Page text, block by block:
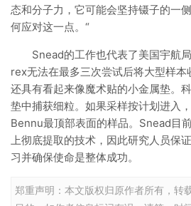
态和分子力，它可能会坚持镊子的一
何应对这一点。“
Snead的工作也代表了美国宇航
rex无法在最多三次尝试后将大型样本
还具有看起来像魔术贴的小金属垫。
垫中捕获细粒。如果采样按计划进入
Bennu最顶部表面的样品。Snead目
上彻底提取的技术，因此研究人员保
习并确保使命是整体成功。
郑重声明：本文版权归原作者所有，转